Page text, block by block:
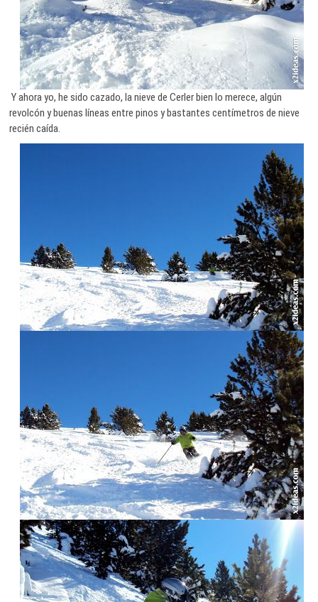
Y ahora yo, he sido cazado, la nieve de Cerler bien lo merece, algún
revolcón y buenas líneas entre pinos y bastantes centímetros de nieve
recién caída.